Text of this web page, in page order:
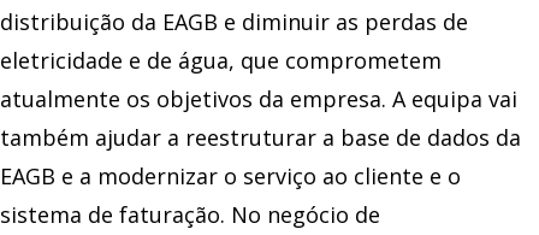
distribuição da EAGB e diminuir as perdas de
eletricidade e de água, que comprometem
atualmente os objetivos da empresa. A equipa vai
também ajudar a reestruturar a base de dados da
EAGB e a modernizar o serviço ao cliente e o
sistema de faturação. No negócio de